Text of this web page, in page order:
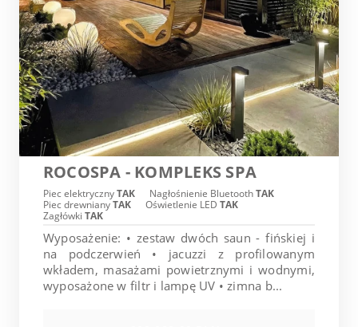
ROCOSPA - KOMPLEKS SPA
Piec elektrycznyTAK Nagłośnienie BluetoothTAK
Piec drewnianyTAK Oświetlenie LED TAK
Zagłówki TAK
Wyposażenie: • zestaw dwóch saun - fińskiej i
na podczerwień • jacuzzi z profilowanym
wkładem, masażami powietrznymi i wodnymi,
wyposażone w filtr i lampę UV • zimna b...